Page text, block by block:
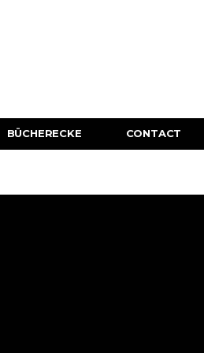
BÜCHERECKE CONTACT